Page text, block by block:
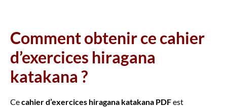
Comment obtenir ce cahier
d’exercices hiragana
katakana ?
Cecahier d’exercices hiragana katakana PDFest